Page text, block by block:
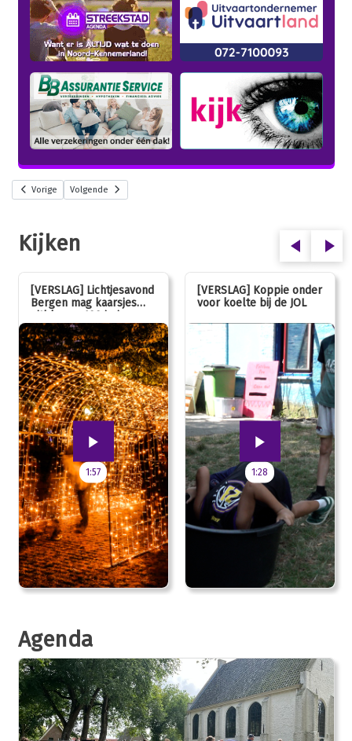
Vorige Volgende
Kijken
[VERSLAG] Lichtjesavond
Bergen mag kaarsjes
uitblazen: 100 jarig
jubileum!
1:57
[VERSLAG] Koppie onder
voor koelte bij de JOL
1:28
Agenda